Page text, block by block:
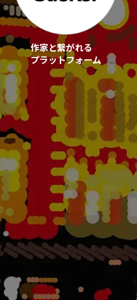
作家と繋がれる
プラットフォーム